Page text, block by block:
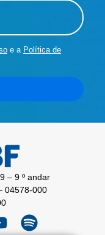
e a Política de
– 9 º andar
04578-000